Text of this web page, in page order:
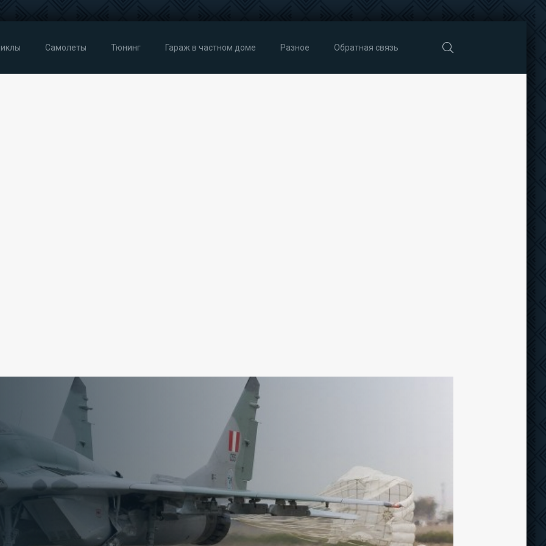
Самолеты Тюнинг Гараж в частном доме Разное Обратная связь